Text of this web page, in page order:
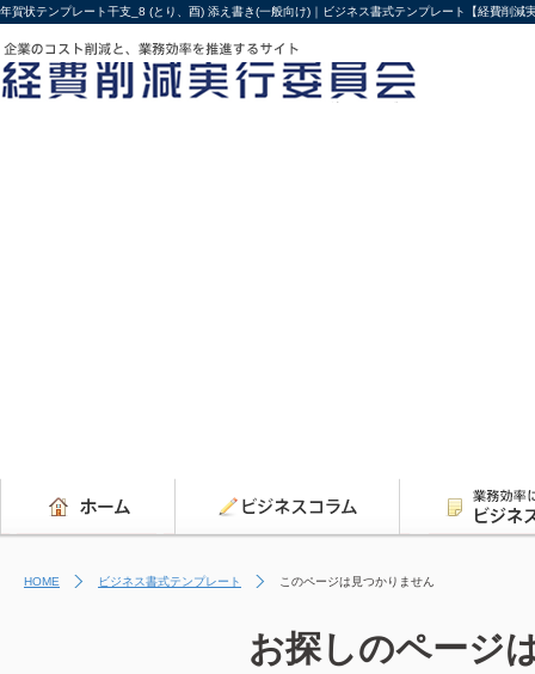
年賀状テンプレート干支_8 (とり、酉) 添え書き(一般向け)｜ビジネス書式テンプレート【経費削減
HOME ビジネス書式テンプレート このページは見つかりません
お探しのページ